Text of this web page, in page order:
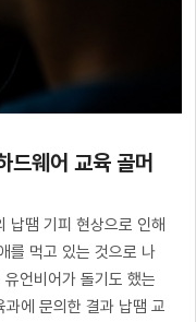
드웨어 교육 골머
납땜 기피 현상으로 인해
를 먹고 있는 것으로 나
언비어가 돌기도 했는
에 문의한 결과 납땜 교